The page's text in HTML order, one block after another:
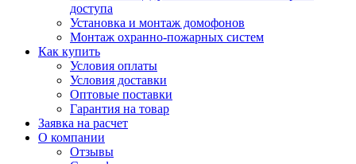
доступа
Установка и монтаж домофонов
Монтаж охранно-пожарных систем
Как купить
Условия оплаты
Условия доставки
Оптовые поставки
Гарантия на товар
Заявка на расчет
О компании
Отзывы